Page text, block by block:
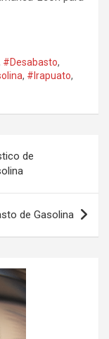
#Desabasto,
, #Irapuato,
de
de Gasolina